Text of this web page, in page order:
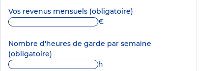
Vos revenus mensuels (obligatoire)
€
Nombre d'heures de garde par semaine
(obligatoire)
h